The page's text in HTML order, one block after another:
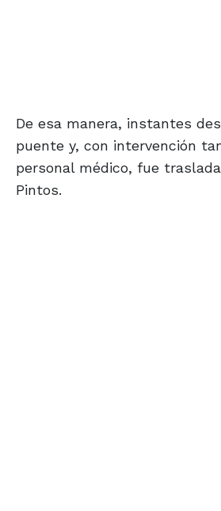
De esa manera, instantes
puente y, con intervención
personal médico, fue
Pintos.